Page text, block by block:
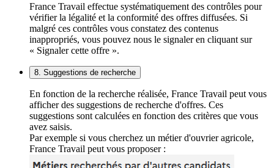
France Travail effectue systématiquement des contrôles pour
vérifier la légalité et la conformité des offres diffusées. Si
malgré ces contrôles vous constatez des contenus
inappropriés, vous pouvez nous le signaler en cliquant sur
« Signaler cette offre ».
8. Suggestions de recherche
En fonction de la recherche réalisée, France Travail peut vous
afficher des suggestions de recherche d'offres. Ces
suggestions sont calculées en fonction des critères que vous
avez saisis.
Par exemple si vous cherchez un métier d'ouvrier agricole,
France Travail peut vous proposer :